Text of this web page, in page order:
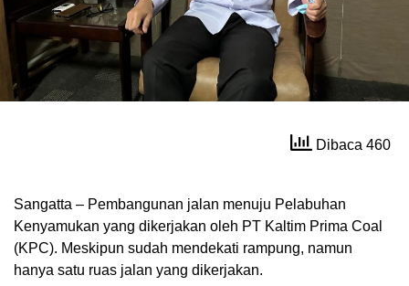
Dibaca 460
Sangatta – Pembangunan jalan menuju Pelabuhan
Kenyamukan yang dikerjakan oleh PT Kaltim Prima Coal
(KPC). Meskipun sudah mendekati rampung, namun
hanya satu ruas jalan yang dikerjakan.